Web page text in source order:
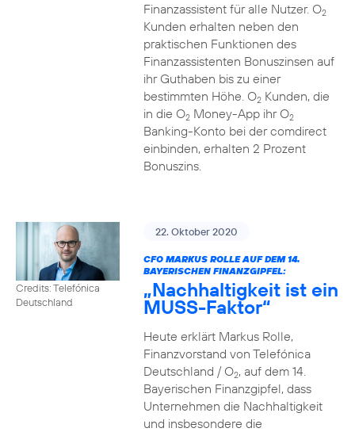
Finanzassistent für alle Nutzer. O2
Kunden erhalten neben den
praktischen Funktionen des
Finanzassistenten Bonuszinsen auf
ihr Guthaben bis zu einer
bestimmten Höhe. O2Kunden, die
in die O2Money-App ihr O2
Banking-Konto bei der comdirect
einbinden, erhalten 2 Prozent
Bonuszins.
Credits: Telefónica
Deutschland
22. Oktober 2020
CFO MARKUS ROLLE AUF DEM 14.
BAYERISCHEN FINANZGIPFEL:
„Nachhaltigkeit ist ein
MUSS-Faktor“
Heute erklärt Markus Rolle,
Finanzvorstand von Telefónica
Deutschland / O2, auf dem 14.
Bayerischen Finanzgipfel, dass
Unternehmen die Nachhaltigkeit
und insbesondere die